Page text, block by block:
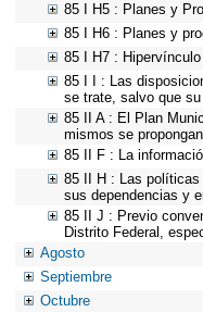
85 I H5 : Planes y
85 I H6 : Planes y
85 I H7 :
85 I I : Las
se trate, salvo que
85 II A : El Plan
mismos se
85 II F : La
85 II H : Las políticas
sus dependencias y
85 II J : Previo
Distrito Federal,
Agosto
Septiembre
Octubre